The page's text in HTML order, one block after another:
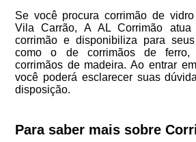
Se você procura corrimão de
Vila Carrão, A AL Corrimão
corrimão e disponibiliza para
como o de corrimãos de ferro,
corrimãos de madeira. Ao entrar
você poderá esclarecer suas
disposição.
Para saber mais sobre